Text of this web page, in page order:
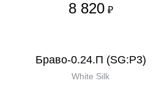
8 820 ₽
Браво-0.24.П (SG:P3)
White Silk